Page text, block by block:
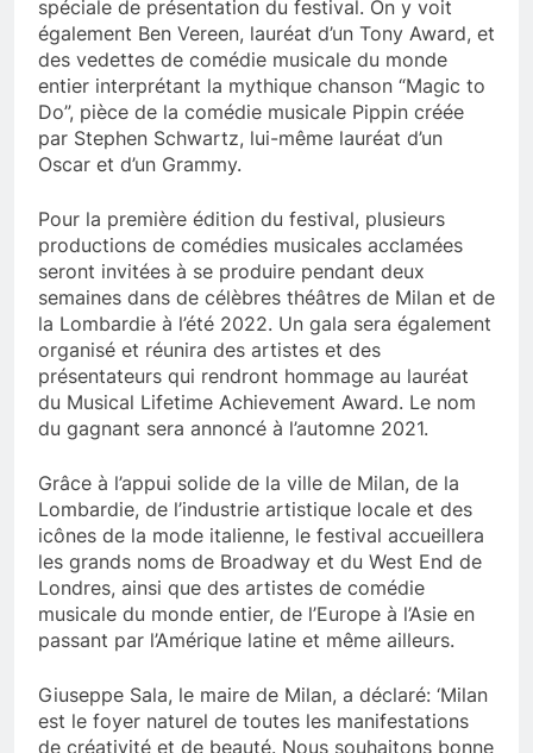
spéciale de présentation du festival. On y voit
également Ben Vereen, lauréat d’un Tony Award, et
des vedettes de comédie musicale du monde
entier interprétant la mythique chanson “Magic to
Do”, pièce de la comédie musicale Pippin créée
par Stephen Schwartz, lui-même lauréat d’un
Oscar et d’un Grammy.
Pour la première édition du festival, plusieurs
productions de comédies musicales acclamées
seront invitées à se produire pendant deux
semaines dans de célèbres théâtres de Milan et de
la Lombardie à l’été 2022. Un gala sera également
organisé et réunira des artistes et des
présentateurs qui rendront hommage au lauréat
du Musical Lifetime Achievement Award. Le nom
du gagnant sera annoncé à l’automne 2021.
Grâce à l’appui solide de la ville de Milan, de la
Lombardie, de l’industrie artistique locale et des
icônes de la mode italienne, le festival accueillera
les grands noms de Broadway et du West End de
Londres, ainsi que des artistes de comédie
musicale du monde entier, de l’Europe à l’Asie en
passant par l’Amérique latine et même ailleurs.
Giuseppe Sala, le maire de Milan, a déclaré: ‘Milan
est le foyer naturel de toutes les manifestations
de créativité et de beauté. Nous souhaitons bonne